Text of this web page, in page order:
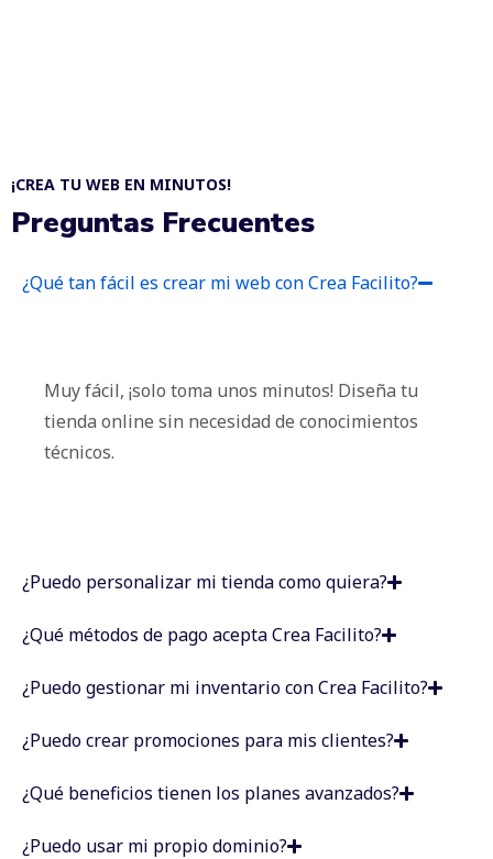
¡CREA TU WEB EN MINUTOS!
Preguntas Frecuentes
¿Qué tan fácil es crear mi web con Crea Facilito?
Muy fácil, ¡solo toma unos minutos! Diseña tu
tienda online sin necesidad de conocimientos
técnicos.
¿Puedo personalizar mi tienda como quiera?
¿Qué métodos de pago acepta Crea Facilito?
¿Puedo gestionar mi inventario con Crea Facilito?
¿Puedo crear promociones para mis clientes?
¿Qué beneficios tienen los planes avanzados?
¿Puedo usar mi propio dominio?